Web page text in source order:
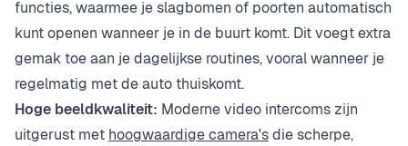
functies, waarmee je slagbomen of poorten automatisch
kunt openen wanneer je in de buurt komt. Dit voegt extra
gemak toe aan je dagelijkse routines, vooral wanneer je
regelmatig met de auto thuiskomt.
Hoge beeldkwaliteit: Moderne video intercoms zijn
uitgerust met hoogwaardige camera'sdie scherpe,